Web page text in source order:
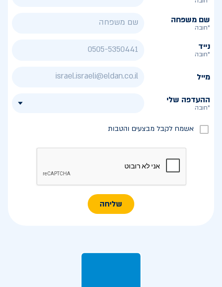
שם משפחה
*חובה
נייד
*חובה
מייל
ההעדפה שלי
*חובה
אשמח לקבל מבצעים והטבות
שליחה